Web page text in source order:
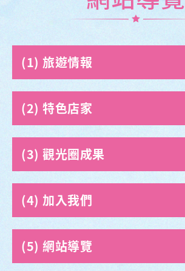
旅遊情報
特色店家
觀光圈成果
加入我們
網站導覽